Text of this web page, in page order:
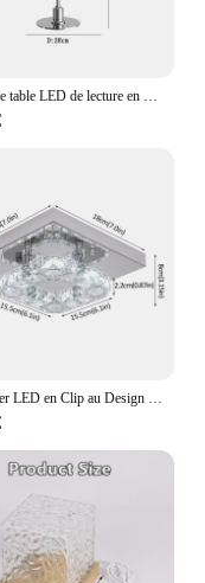
and
fit for various
with a wide
Lampe de table LED de lecture en verre de designer danois, lampe de chevet haut de gamme, art simple argenté, nordique et moderne, salon et étude, décoration d'intérieur
Plafonnier LED en Clip au Design Nordique Moderne, Luminaire Décoratif d'Nik, Idéal pour un Salon, une Salle à Manger